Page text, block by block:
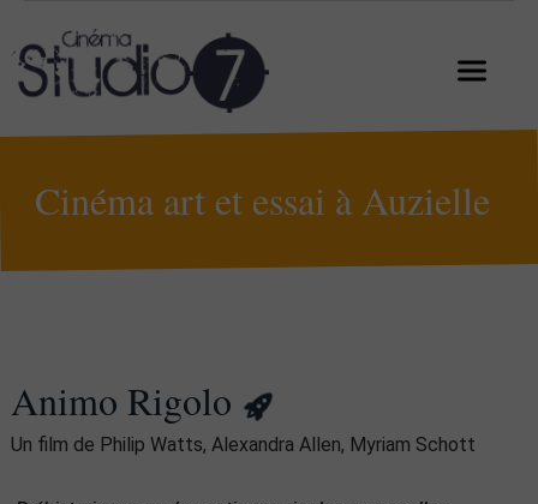
Cinéma art et essai à Auzielle
Animo Rigolo
Un film de Philip Watts, Alexandra Allen, Myriam Schott